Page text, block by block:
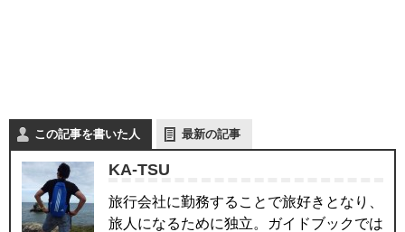
この記事を書いた人 最新の記事
KA-TSU
旅行会社に勤務することで旅好きとなり、
旅人になるために独立。ガイドブックでは